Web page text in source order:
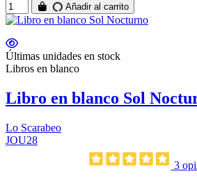
Añadir al carrito
Últimas unidades en stock
Libros en blanco
Libro en blanco Sol
Lo Scarabeo
JOU28
3